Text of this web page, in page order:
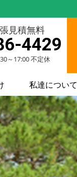
見積無料
4429
～17:00 不定休
私達について